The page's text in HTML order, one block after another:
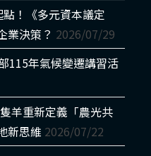
點！《多元資本議定
業決策？ 2026/07/29
115年氣候變遷講習活
羊重新定義「農光共
新思維 2026/07/22